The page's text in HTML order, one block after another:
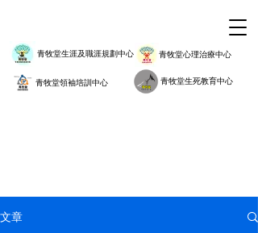
青牧堂生涯及職涯規劃中心 青牧堂心理治療中心
青牧堂領袖培訓中心 青牧堂生死教育中心
文章